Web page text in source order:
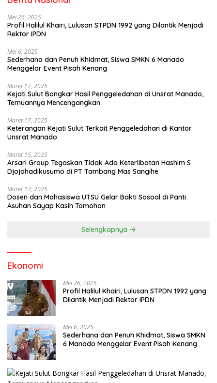
Mei 26, 2025
Profil Halilul Khairi, Lulusan STPDN 1992 yang Dilantik Menjadi
Rektor IPDN
Mei 6, 2025
Sederhana dan Penuh Khidmat, Siswa SMKN 6 Manado
Menggelar Event Pisah Kenang
Maret 17, 2025
Kejati Sulut Bongkar Hasil Penggeledahan di Unsrat Manado,
Temuannya Mencengangkan
Maret 17, 2025
Keterangan Kejati Sulut Terkait Penggeledahan di Kantor
Unsrat Manado
Maret 15, 2025
Arsari Group Tegaskan Tidak Ada Keterlibatan Hashim S
Djojohadikusumo di PT Tambang Mas Sangihe
Maret 12, 2025
Dosen dan Mahasiswa UTSU Gelar Bakti Sosoal di Panti
Asuhan Sayap Kasih Tomohon
Selengkapnya
Ekonomi
Mei 26, 2025
Profil Halilul Khairi, Lulusan STPDN 1992 yang
Dilantik Menjadi Rektor IPDN
Mei 6, 2025
Sederhana dan Penuh Khidmat, Siswa SMKN
6 Manado Menggelar Event Pisah Kenang